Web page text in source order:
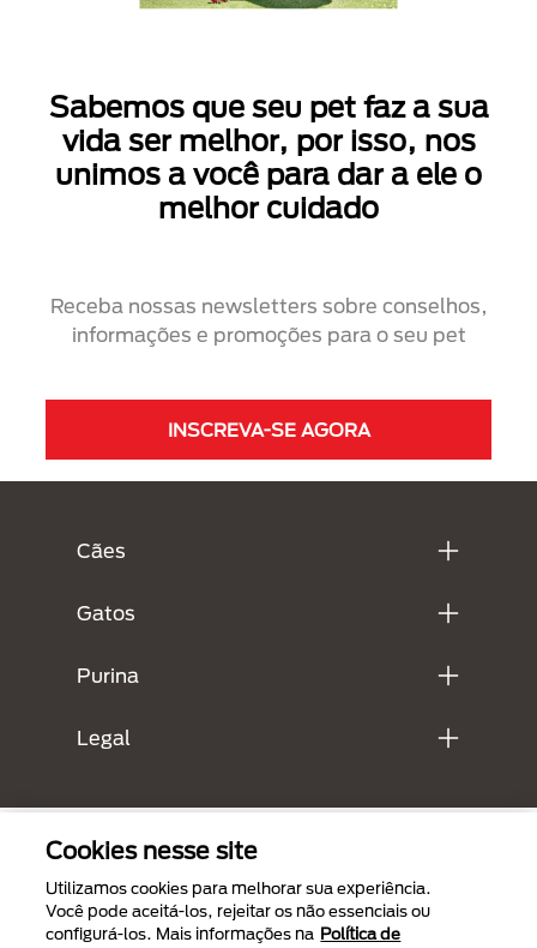
Sabemos que seu pet faz a sua
vida ser melhor, por isso, nos
unimos a você para dar a ele o
melhor cuidado
Receba nossas newsletters sobre conselhos,
informações e promoções para o seu pet
INSCREVA-SE AGORA
Cães
Gatos
Purina
Legal
Cookies nesse site
Utilizamos cookies para melhorar sua experiência.
Você pode aceitá-los, rejeitar os não essenciais ou
configurá-los. Mais informações na Política de